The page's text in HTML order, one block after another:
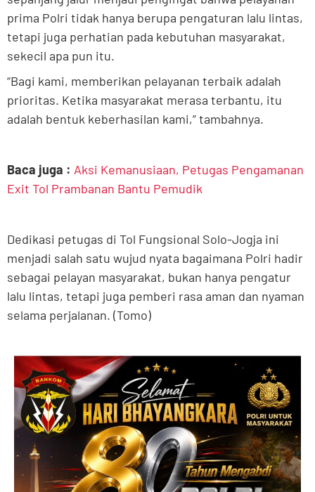
prima Polri tidak hanya berupa pengaturan lalu lintas,
tetapi juga perhatian pada kebutuhan masyarakat,
sekecil apa pun itu.
“Bagi kami, memberikan pelayanan terbaik adalah
prioritas. Ketika masyarakat merasa terbantu, itu
adalah bentuk keberhasilan kami,” tambahnya.
Baca juga : Aksi Kemanusiaan, Petugas Pengamanan
Exit Tol Prambanan Bantu Pemudik
Dedikasi petugas di Tol Fungsional Solo-Jogja ini
menjadi salah satu wujud nyata bagaimana Polri hadir
sebagai pelayan masyarakat, bukan hanya pengatur
lalu lintas, tetapi juga pemberi rasa aman dan nyaman
selama perjalanan. (Tomo)